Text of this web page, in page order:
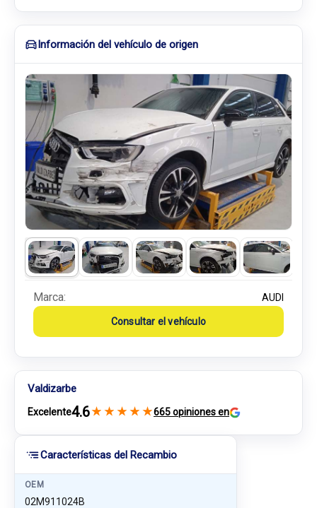
Características del Recambio
OEM
02M911024B
Información del vehículo de origen
Marca: AUDI
Consultar el vehículo
Valdizarbe
Excelente4.6★ ★ ★ ★ ★665 opiniones en